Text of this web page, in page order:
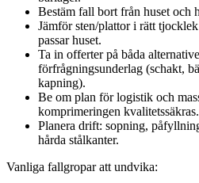
Bestäm fall bort från huset och
Jämför sten/plattor i rätt
passar huset.
Ta in offerter på båda
förfrågningsunderlag (schakt,
kapning).
Be om plan för logistik och
komprimeringen kvalitetssäkras.
Planera drift: sopning,
hårda stålkanter.
Vanliga fallgropar att undvika: